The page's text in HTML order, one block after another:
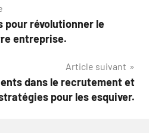
pour révolutionner le
entreprise.
Article suivant
dans le recrutement et
pour les esquiver.